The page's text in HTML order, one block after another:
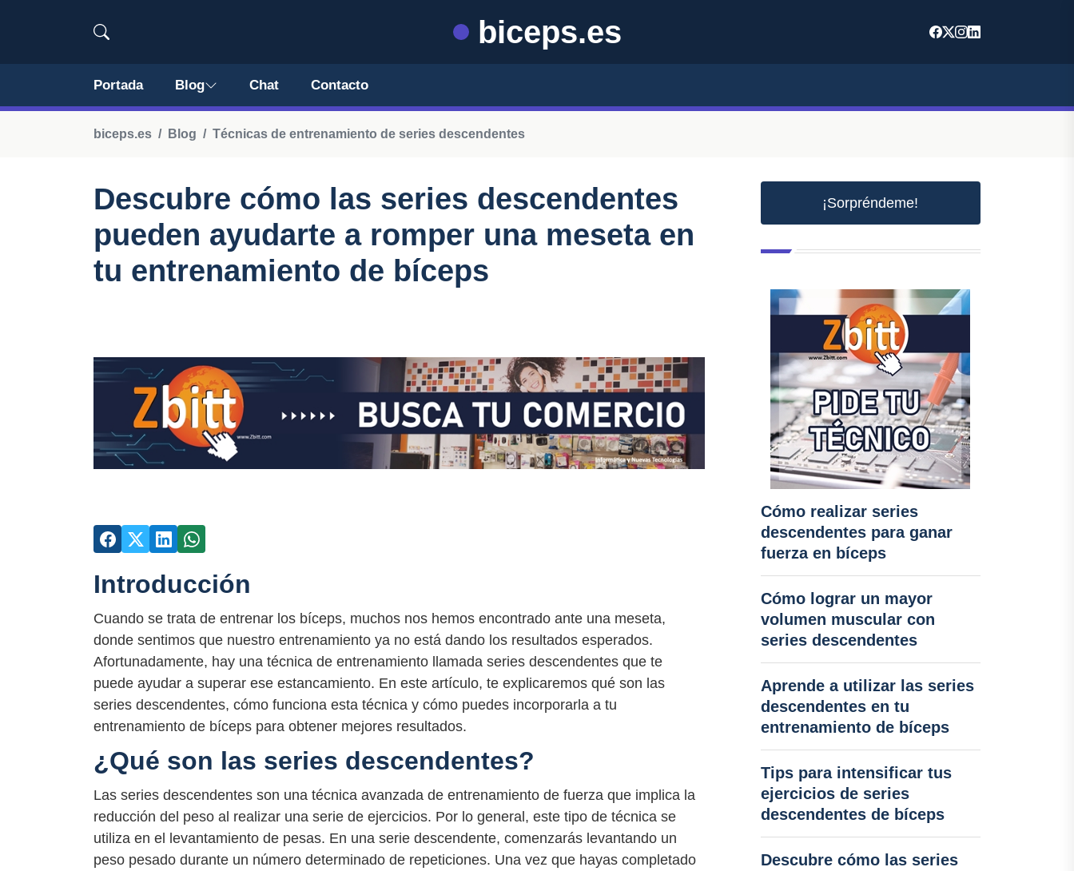
biceps.es
Portada Blog Chat Contacto
biceps.es Blog Técnicas de entrenamiento de series descendentes
Descubre cómo las series descendentes
pueden ayudarte a romper una meseta en
tu entrenamiento de bíceps
Introducción
Cuando se trata de entrenar los bíceps, muchos nos hemos encontrado ante una meseta,
donde sentimos que nuestro entrenamiento ya no está dando los resultados esperados.
Afortunadamente, hay una técnica de entrenamiento llamada series descendentes que te
puede ayudar a superar ese estancamiento. En este artículo, te explicaremos qué son las
series descendentes, cómo funciona esta técnica y cómo puedes incorporarla a tu
entrenamiento de bíceps para obtener mejores resultados.
¿Qué son las series descendentes?
Las series descendentes son una técnica avanzada de entrenamiento de fuerza que implica la
reducción del peso al realizar una serie de ejercicios. Por lo general, este tipo de técnica se
utiliza en el levantamiento de pesas. En una serie descendente, comenzarás levantando un
peso pesado durante un número determinado de repeticiones. Una vez que hayas completado
¡Sorpréndeme!
Cómo realizar series
descendentes para ganar
fuerza en bíceps
Cómo lograr un mayor
volumen muscular con
series descendentes
Aprende a utilizar las series
descendentes en tu
entrenamiento de bíceps
Tips para intensificar tus
ejercicios de series
descendentes de bíceps
Descubre cómo las series